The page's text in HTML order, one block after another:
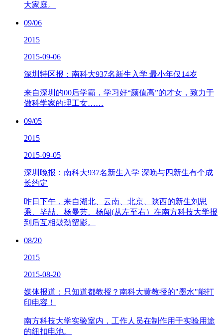
大家庭。
09/06
2015
2015-09-06
深圳特区报：南科大937名新生入学 最小年仅14岁
来自深圳的00后学霸，学习好“颜值高”的才女，致力于
做科学家的理工女……
09/05
2015
2015-09-05
深圳晚报：南科大937名新生入学 深晚与四新生有个成
长约定
昨日下午，来自湖北、云南、北京、陕西的新生刘思
乘、毕喆、杨曼芸、杨闯(从左至右）在南方科技大学报
到后互相鼓劲留影。
08/20
2015
2015-08-20
媒体报道：只知道都教授？南科大黄教授的"墨水"能打
印电容！
南方科技大学实验室内，工作人员在制作用于实验用途
的纽扣电池。